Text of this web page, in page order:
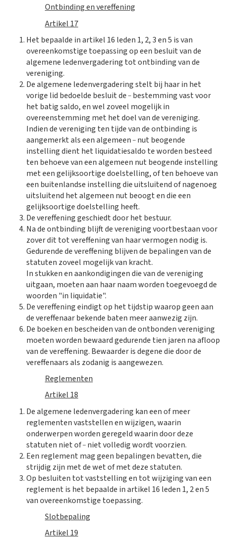
Ontbinding en vereffening
Artikel 17
Het bepaalde in artikel 16 leden 1, 2, 3 en 5 is van
overeenkomstige toepassing op een besluit van de
algemene ledenvergadering tot ontbinding van de
vereniging.
De algemene ledenvergadering stelt bij haar in het
vorige lid bedoelde besluit de
bestemming vast voor
het batig saldo, en wel zoveel mogelijk in
overeenstemming met het doel van de vereniging.
Indien de vereniging ten tijde van de ontbinding is
aangemerkt als een algemeen
nut beogende
instelling dient het liquidatiesaldo te worden besteed
ten behoeve van een algemeen nut beogende instelling
met een gelijksoortige doelstelling, of ten behoeve van
een buitenlandse instelling die uitsluitend of nagenoeg
uitsluitend het algemeen nut beoogt en die een
gelijksoortige doelstelling heeft.
De vereffening geschiedt door het bestuur.
Na de ontbinding blijft de vereniging voortbestaan voor
zover dit tot vereffening van haar vermogen nodig is.
Gedurende de vereffening blijven de bepalingen van de
statuten zoveel mogelijk van kracht.
In stukken en aankondigingen die van de vereniging
uitgaan, moeten aan haar naam worden toegevoegd de
woorden "in liquidatie".
De vereffening eindigt op het tijdstip waarop geen aan
de vereffenaar bekende baten meer aanwezig zijn.
De boeken en bescheiden van de ontbonden vereniging
moeten worden bewaard gedurende tien jaren na afloop
van de vereffening. Bewaarder is degene die door de
vereffenaars als zodanig is aangewezen.
Reglementen
Artikel 18
De algemene ledenvergadering kan een of meer
reglementen vaststellen en wijzigen, waarin
onderwerpen worden geregeld waarin door deze
statuten niet of niet volledig wordt voorzien.
Een reglement mag geen bepalingen bevatten, die
strijdig zijn met de wet of met deze statuten.
Op besluiten tot vaststelling en tot wijziging van een
reglement is het bepaalde in artikel 16 leden 1, 2 en 5
van overeenkomstige toepassing.
Slotbepaling
Artikel 19